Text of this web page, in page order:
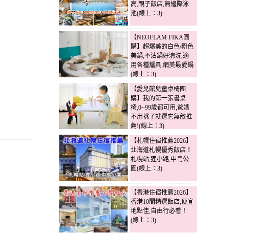
高,親子飯店,無邊際泳
池(線上：3)
【NEOFLAM FIKA團
購】超爆美的白色/粉色
美鍋,不沾鍋好清洗,適
用各種爐具,網美最愛鍋
(線上：3)
【愛兒館兒童桌椅團
購】我的第一張書桌
椅,0~99歲都可用,爸媽
不用挑了就選它無敵推
薦!(線上：3)
【札幌住宿推薦2026】
北海道札幌優秀飯店！
札幌站,狸小路,中島公
園(線上：3)
【香港住宿推薦2026】
香港10間精選飯店,便宜
地點佳,自由行必看！
(線上：3)